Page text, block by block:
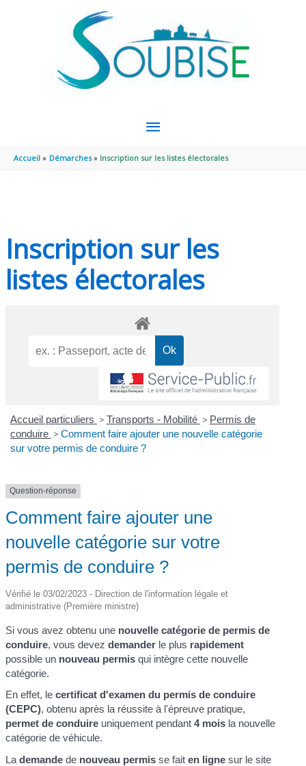
MENU
PRINCIPAL
Accueil Démarches Inscription sur les listes électorales
Inscription sur les
listes électorales
Accueil particuliers > Transports - Mobilité > Permis de
conduire > Comment faire ajouter une nouvelle catégorie
sur votre permis de conduire ?
Question-réponse
Comment faire ajouter une
nouvelle catégorie sur votre
permis de conduire ?
Vérifié le 03/02/2023 - Direction de l'information légale et
administrative (Première ministre)
Si vous avez obtenu une nouvelle catégorie de permis de
conduire, vous devezdemander le plus rapidement
possible un nouveau permis qui intègre cette nouvelle
catégorie.
En effet, lecertificat d'examen du permis de conduire
(CEPC), obtenu après la réussite à l'épreuve pratique,
permet de conduire uniquement pendant4 mois la nouvelle
catégorie de véhicule.
Lademande de nouveau permis se faiten ligne sur le site